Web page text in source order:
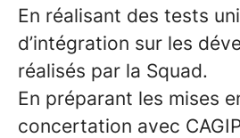
En réalisant des tests
d’intégration sur les
réalisés par la Squad.
En préparant les mises
concertation avec